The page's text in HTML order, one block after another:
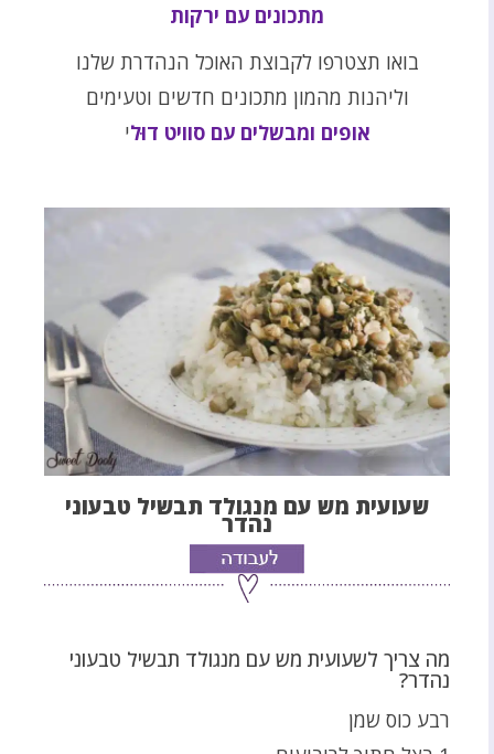
מתכונים עם ירקות
בואו תצטרפו לקבוצת האוכל הנהדרת שלנו
וליהנות מהמון מתכונים חדשים וטעימים
אופים ומבשלים עם סוויט דוּלי
שעועית מש עם מנגולד תבשיל טבעוני
נהדר
מה צריך לשעועית מש עם מנגולד תבשיל טבעוני
נהדר?
רבע כוס שמן